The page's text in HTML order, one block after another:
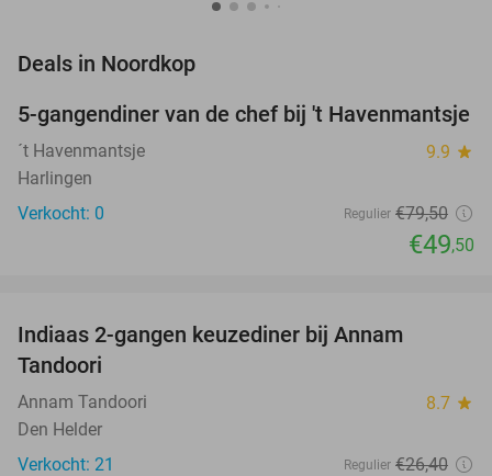
Deals in Noordkop
38%
NEW
TODAY
5-gangendiner van de chef bij 't Havenmantsje
´t Havenmantsje 9.9 star
Harlingen
Verkocht: 0
Regulier €79,50
€49,50
Indiaas 2-gangen keuzediner bij Annam
Tandoori
Annam Tandoori 8.7 star
Den Helder
Verkocht: 21
Regulier €26,40